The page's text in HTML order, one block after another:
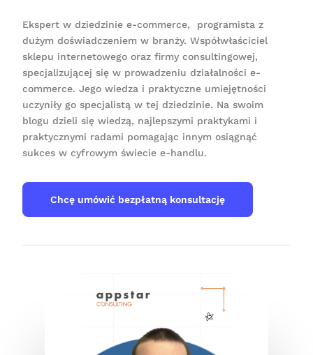
Ekspert w dziedzinie e-commerce, programista z
dużym doświadczeniem w branży. Współwłaściciel
sklepu internetowego oraz firmy consultingowej,
specjalizującej się w prowadzeniu działalności e-
commerce. Jego wiedza i praktyczne umiejętności
uczyniły go specjalistą w tej dziedzinie. Na swoim
blogu dzieli się wiedzą, najlepszymi praktykami i
praktycznymi radami pomagając innym osiągnąć
sukces w cyfrowym świecie e-handlu.
Chcę umówić bezpłatną konsultację